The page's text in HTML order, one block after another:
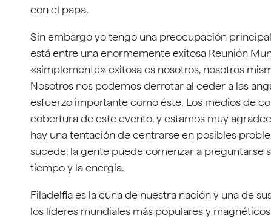
con el papa.
Sin embargo yo tengo una preocupación
está entre una enormemente exitosa Reunión
«simplemente» exitosa es nosotros, nosotros
Nosotros nos podemos derrotar al ceder a las
esfuerzo importante como éste. Los medios de
cobertura de este evento, y estamos muy
hay una tentación de centrarse en posibles
sucede, la gente puede comenzar a preguntarse
tiempo y la energía.
Filadelfia es la cuna de nuestra nación y una de
los líderes mundiales más populares y